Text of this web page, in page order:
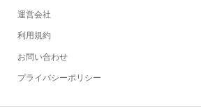
運営会社
利用規約
お問い合わせ
プライバシーポリシー